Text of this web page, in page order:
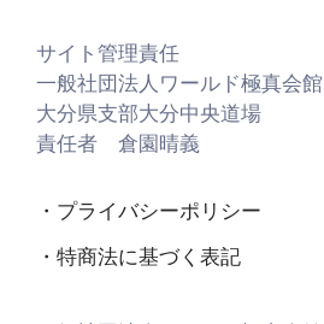
サイト管理責任
一般社団法人ワールド極真会館
大分県支部大分中央道場
責任者 倉園晴義
・プライバシーポリシー
・特商法に基づく表記